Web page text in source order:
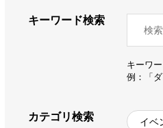
MOKUBAの一枚板テーブル
MOKUBAの一枚板×異素材
キーワード検索
キーワ
例：「
カテゴリ検索 イベ